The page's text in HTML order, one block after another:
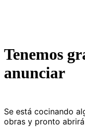
Tenemos
anunciar
Se está cocinando
obras y pronto